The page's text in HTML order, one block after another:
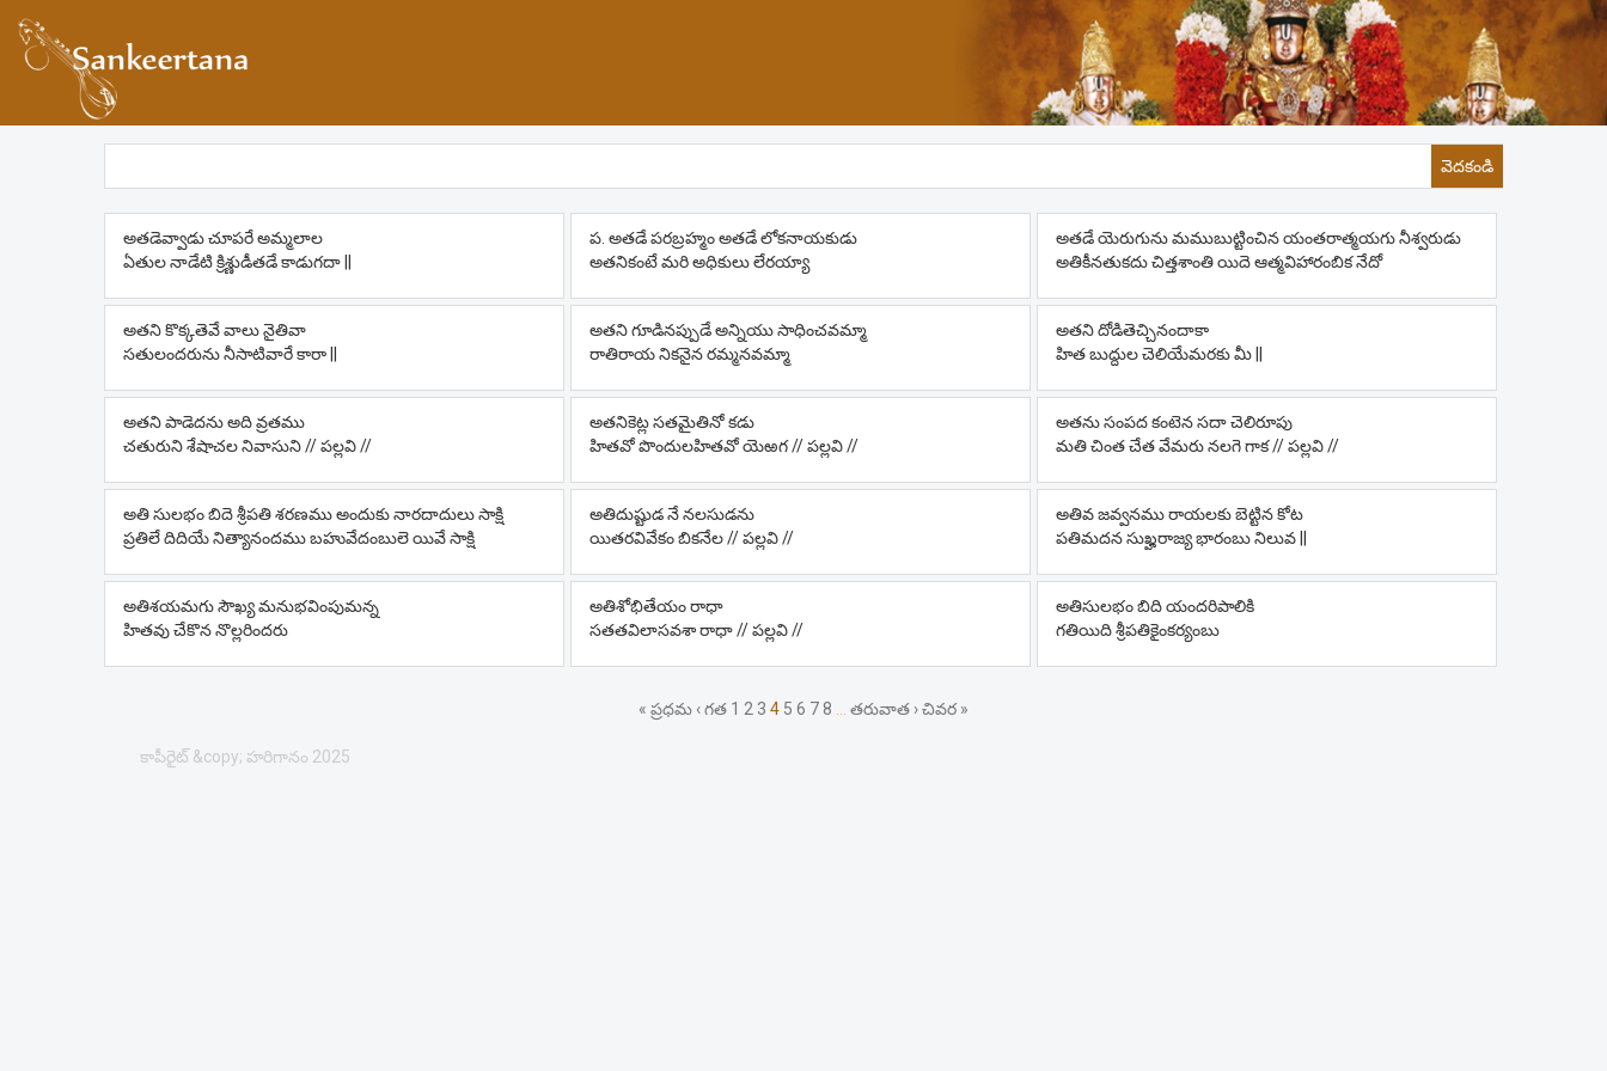
వెదకండి
అతడెవ్వాడు చూపరే అమ్మలాల
ఏతుల నాడేటి క్రిశ్ణుడీతడే కాడుగదా ||
ప. అతడే పరబ్రహ్మం అతడే లోకనాయకుడు
అతనికంటే మరి అధికులు లేరయ్యా
అతడే యెరుగును మముబుట్టించిన యంతరాత్మయగు నీశ్వరుడు
అతికీనతుకదు చిత్తశాంతి యిదె ఆత్మవిహారంబిక నేదో
అతని కొక్కతెవే వాలు నైతివా
సతులందరును నీసాటివారే కారా ||
అతని గూడినప్పుడే అన్నియు సాధించవమ్మా
రాతిరాయ నికనైన రమ్మనవమ్మా
అతని దోడితెచ్చినందాకా
హిత బుద్దుల చెలియేమరకు మీ ||
అతని పాడెదను అది వ్రతము
చతురుని శేషాచల నివాసుని // పల్లవి //
అతనికెట్ల సతమైతినో కడు
హితవో పొందులహితవో యెఱగ // పల్లవి //
అతను సంపద కంటెన సదా చెలిరూపు
మతి చింత చేత వేమరు నలగె గాక // పల్లవి //
అతి సులభం బిదె శ్రీపతి శరణము అందుకు నారదాదులు సాక్షి
ప్రతిలే దిదియే నిత్యానందము బహువేదంబులె యివే సాక్షి
అతిదుష్టుడ నే నలసుడను
యితరవివేకం బికనేల // పల్లవి //
అతివ జవ్వనము రాయలకు బెట్టిన కోట
పతిమదన సుఖ్హరాజ్య భారంబు నిలువ ||
అతిశయమగు సౌఖ్య మనుభవింపుమన్న
హితవు చేకొన నొల్లరిందరు
అతిశోభితేయం రాధా
సతతవిలాసవశా రాధా // పల్లవి //
అతిసులభం బిది యందరిపాలికి
గతియిది శ్రీపతికైంకర్యంబు
« ప్రధమ ‹ గత 1 2 3 4 5 6 7 8 తరువాత ›చివర »
కాపీరైట్ &copy; హరిగానం 2025